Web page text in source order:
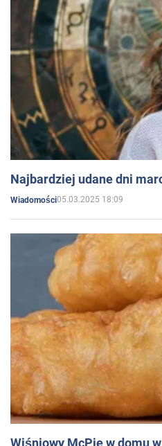
Najbardziej udane dni
Wiadomości05.03.2025 18:09
Wiśniowy McPie w domu